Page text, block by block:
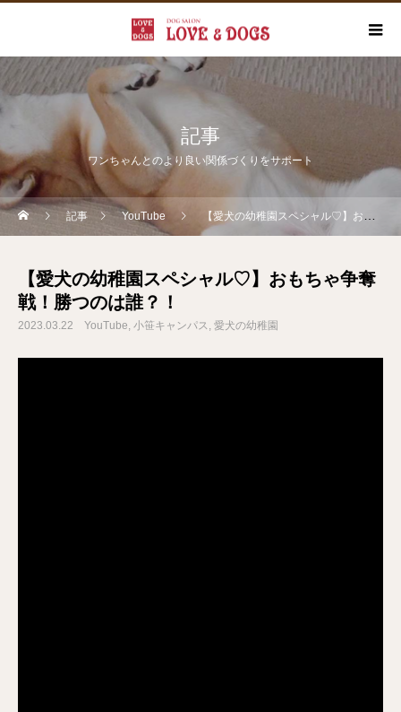
記事
ワンちゃんとのより良い関係づくりをサポート
記事 YouTube 【愛犬の幼稚園スペシャル♡】おもちゃ争奪戦！勝つのは誰？！
【愛犬の幼稚園スペシャル♡】おもちゃ争奪
戦！勝つのは誰？！
2023.03.22 YouTube 小笹キャンパス 愛犬の幼稚園